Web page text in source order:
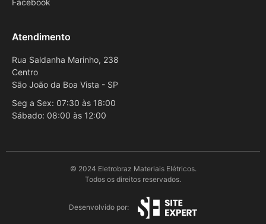
Atendimento
Rua Saldanha Marinho, 238
Centro
São João da Boa Vista - SP
Seg a Sex: 07:30 às 18:00
Sábado: 08:00 às 12:00
© 2024 Eletrobraz Materiais Elétricos.
Todos os direitos reservados.
Desenvolvido por: